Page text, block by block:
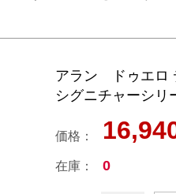
アラン ドゥエロ
シグニチャーシリ
価格：
在庫： 0